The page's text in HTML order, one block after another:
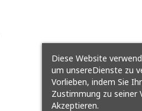
Diese Website
um unsereDienste zu
Vorlieben, indem Sie
Zustimmung zu seiner
Akzeptieren.